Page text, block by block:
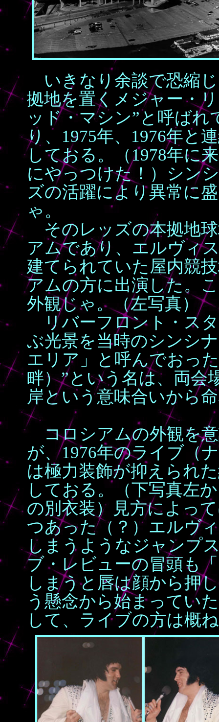
いきなり余談で恐縮
拠地を置くメジャー・
ッド・マシン”と呼ばれ
り、1975年、1976年と
しておる。（1978年に
にやっつけた！）シン
ズの活躍により異常に
ゃ。
そのレッズの本拠地
アムであり、エルヴィ
建てられていた屋内競
アムの方に出演した。
外観じゃ。（左写真）
リバーフロント・ス
ぶ光景を当時のシンシ
エリア」と呼んでおっ
畔）”という名は、両会
岸という意味合いから
コロシアムの外観を
が、1976年のライブ（
は極力装飾が抑えられ
しておる。（下写真左
の別衣装）見方によっ
つあった（？）エルヴ
しまうようなジャンプ
ブ・レビューの冒頭も
しまうと唇は顔から押
う懸念から始まってい
して、ライブの方は概